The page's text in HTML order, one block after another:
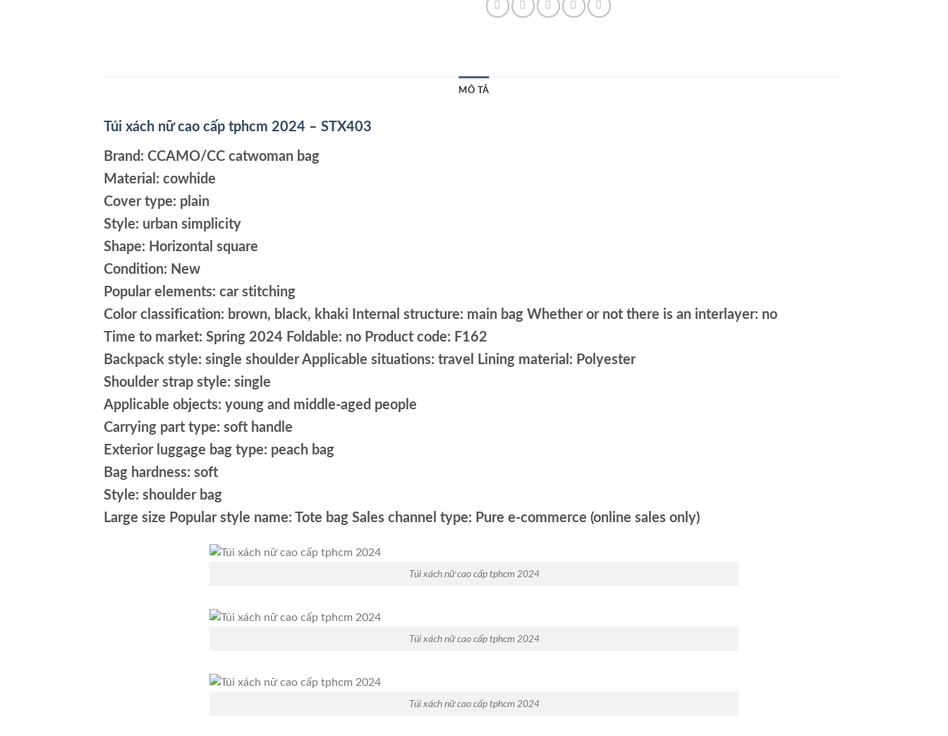
MÔ TẢ
Túi xách nữ cao cấp tphcm 2024 – STX403
Brand: CCAMO/CC catwoman bag
Material: cowhide
Cover type: plain
Style: urban simplicity
Shape: Horizontal square
Condition: New
Popular elements: car stitching
Color classification: brown, black, khaki Internal structure: main bag Whether or not there is an interlayer: no
Time to market: Spring 2024 Foldable: no Product code: F162
Backpack style: single shoulder Applicable situations: travel Lining material: Polyester
Shoulder strap style: single
Applicable objects: young and middle-aged people
Carrying part type: soft handle
Exterior luggage bag type: peach bag
Bag hardness: soft
Style: shoulder bag
Large size Popular style name: Tote bag Sales channel type: Pure e-commerce (online sales only)
Túi xách nữ cao cấp tphcm 2024
Túi xách nữ cao cấp tphcm 2024
Túi xách nữ cao cấp tphcm 2024